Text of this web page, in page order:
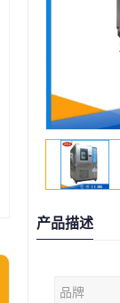
产品描述
品牌